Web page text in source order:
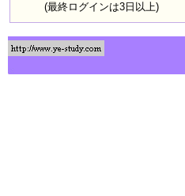
(最終ログインは3日以上)